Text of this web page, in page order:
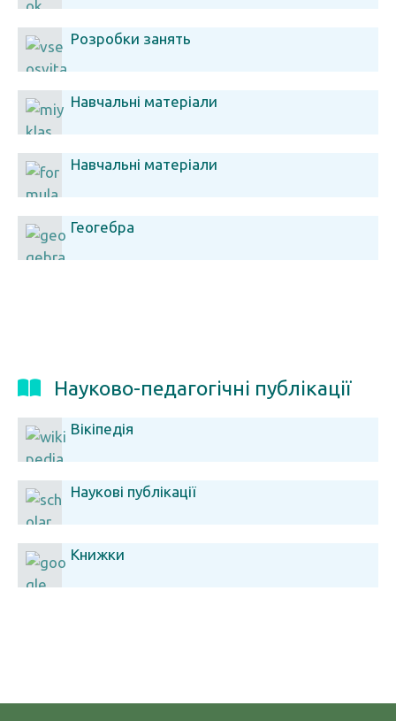
Розробки занять
Навчальні матеріали
Навчальні матеріали
Геогебра
Науково-педагогічні публікації
Вікіпедія
Наукові публікації
Книжки